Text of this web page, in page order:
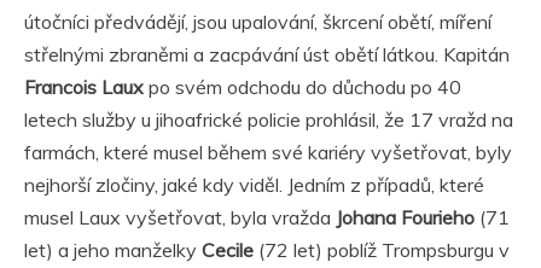
útočníci předvádějí, jsou upalování, škrcení obětí, míření
střelnými zbraněmi a zacpávání úst obětí látkou. Kapitán
Francois Laux po svém odchodu do důchodu po 40
letech služby u jihoafrické policie prohlásil, že 17 vražd na
farmách, které musel během své kariéry vyšetřovat, byly
nejhorší zločiny, jaké kdy viděl. Jedním z případů, které
musel Laux vyšetřovat, byla vražda Johana Fourieho (71
let) a jeho manželky Cecile (72 let) poblíž Trompsburgu v